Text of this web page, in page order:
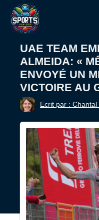
Aller
contenu
UAE TEAM
ALMEIDA: «
ENVOYÉ UN
VICTOIRE AU
Ecrit par : Chantal